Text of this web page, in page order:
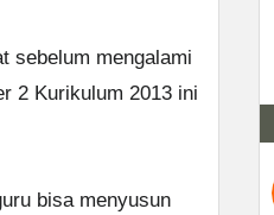
sebelum mengalami
2 Kurikulum 2013 ini
bisa menyusun